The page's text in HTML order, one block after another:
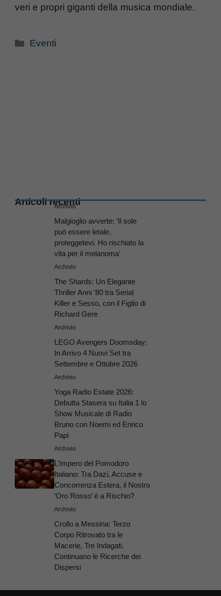
veri e propri giganti della musica mondiale.
Categorie
Eventi
Articoli recenti
Archivio
Malgioglio avverte: ‘Il sole
può essere letale,
proteggetevi. Ho rischiato la
vita per il melanoma’
Archivio
The Shards: Un Elegante
Thriller Anni ’80 tra Serial
Killer e Sesso, con il Figlio di
Richard Gere
Archivio
LEGO Avengers Doomsday:
In Arrivo 4 Nuovi Set tra
Settembre e Ottobre 2026
Archivio
Yoga Radio Estate 2026:
Debutta Stasera su Italia 1 lo
Show Musicale di Radio
Bruno con Noemi ed Enrico
Papi
Archivio
L’Impero del Pomodoro
Italiano: Tra Dazi, Accuse e
Concorrenza Estera, il Nostro
‘Oro Rosso’ è a Rischio?
Archivio
Crollo a Messina: Terzo
Corpo Ritrovato tra le
Macerie, Tre Indagati.
Continuano le Ricerche dei
Dispersi